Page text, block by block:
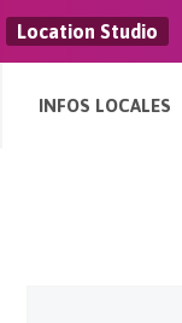
Location Studio
INFOS LOCALES